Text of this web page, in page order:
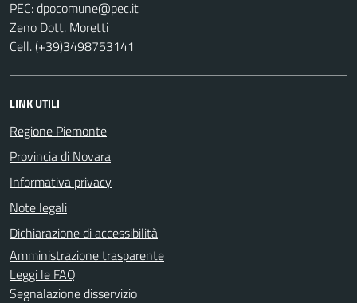
PEC:
Zeno Dott. Moretti
Cell. (+39)3498753141
LINK UTILI
Regione Piemonte
Provincia di Novara
Informativa privacy
Note legali
Dichiarazione di accessibilità
Amministrazione trasparente
Leggi le FAQ
Segnalazione disservizio